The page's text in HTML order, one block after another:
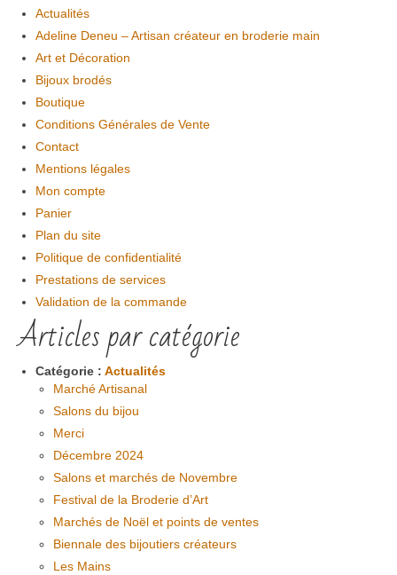
Actualités
Adeline Deneu – Artisan créateur en broderie main
Art et Décoration
Bijoux brodés
Boutique
Conditions Générales de Vente
Contact
Mentions légales
Mon compte
Panier
Plan du site
Politique de confidentialité
Prestations de services
Validation de la commande
Articles par catégorie
Catégorie : Actualités
Marché Artisanal
Salons du bijou
Merci
Décembre 2024
Salons et marchés de Novembre
Festival de la Broderie d’Art
Marchés de Noël et points de ventes
Biennale des bijoutiers créateurs
Les Mains